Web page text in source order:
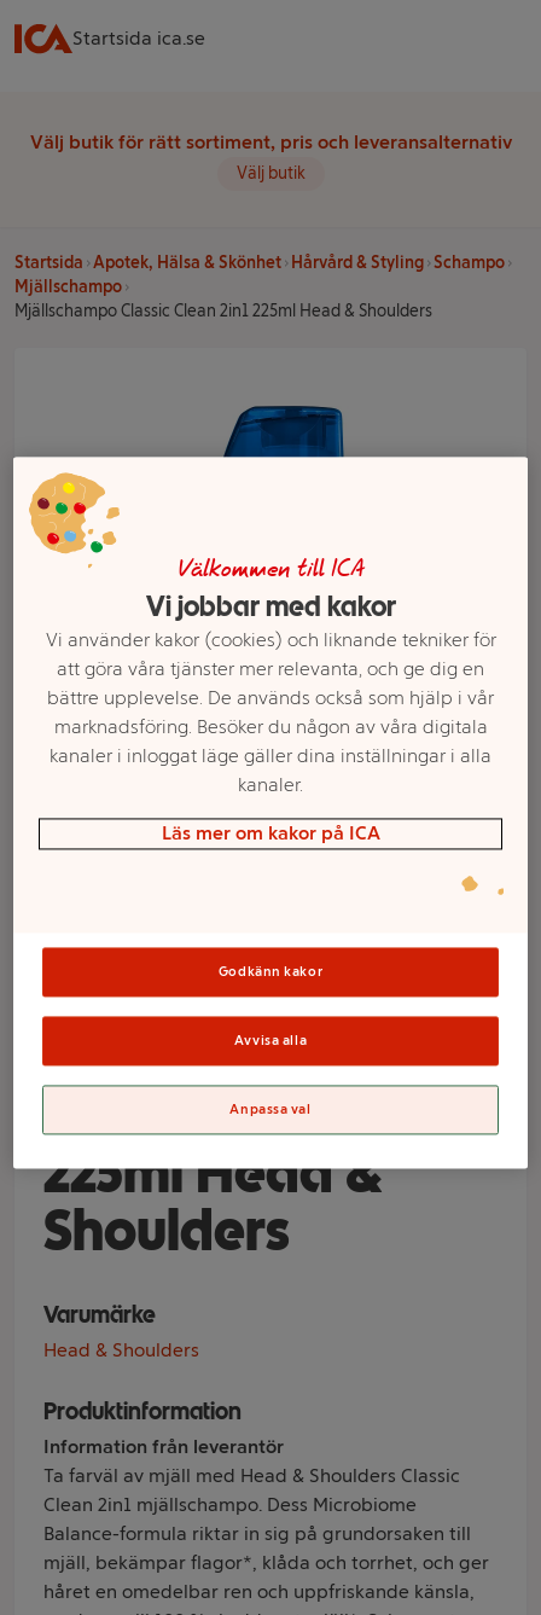
Startsida ica.se
Välj butik för rätt sortiment, pris och leveransalternativ
Välj butik
Startsida Apotek, Hälsa & Skönhet Hårvård & Styling Schampo
Mjällschampo
Mjällschampo Classic Clean 2in1 225ml Head & Shoulders
Mjällschampo
Classic Clean 2in1
225ml Head &
Shoulders
Varumärke
Head & Shoulders
Produktinformation
Information från leverantör
Ta farväl av mjäll med Head & Shoulders Classic
Clean 2in1 mjällschampo. Dess Microbiome
Balance-formula riktar in sig på grundorsaken till
mjäll, bekämpar flagor*, klåda och torrhet, och ger
håret en omedelbar ren och uppfriskande känsla,
Välkommen till ICA
Vi jobbar med kakor
Vi använder kakor (cookies) och liknande tekniker för
att göra våra tjänster mer relevanta, och ge dig en
bättre upplevelse. De används också som hjälp i vår
marknadsföring. Besöker du någon av våra digitala
kanaler i inloggat läge gäller dina inställningar i alla
kanaler.
Läs mer om kakor på ICA
Godkänn kakor
Avvisa alla
Anpassa val